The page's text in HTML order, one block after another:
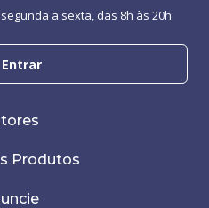
Entrar
a sexta, das 8h às 20h
Produtos